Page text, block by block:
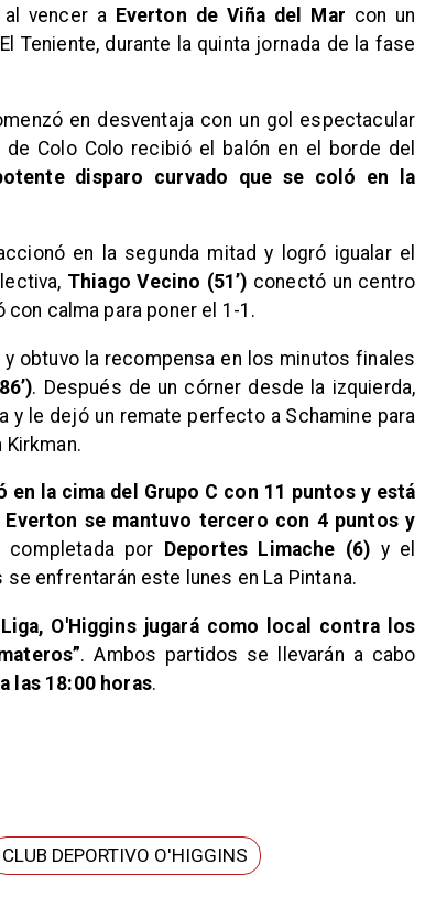
vencer a Everton de Viña del Mar con un
Teniente, durante la quinta jornada de la fase
en desventaja con un gol espectacular
Colo Colo recibió el balón en el borde del
disparo curvado que se coló en la
en la segunda mitad y logró igualar el
Thiago Vecino (51’) conectó un centro
con calma para poner el 1-1.
obtuvo la recompensa en los minutos finales
. Después de un córner desde la izquierda,
y le dejó un remate perfecto a Schamine para
Kirkman.
en la cima del Grupo C con 11 puntos y está
Everton se mantuvo tercero con 4 puntos y
por Deportes Limache (6) y el
se enfrentarán este lunes en La Pintana.
O'Higgins jugará como local contra los
. Ambos partidos se llevarán a cabo
las 18:00 horas.
CLUB DEPORTIVO O'HIGGINS